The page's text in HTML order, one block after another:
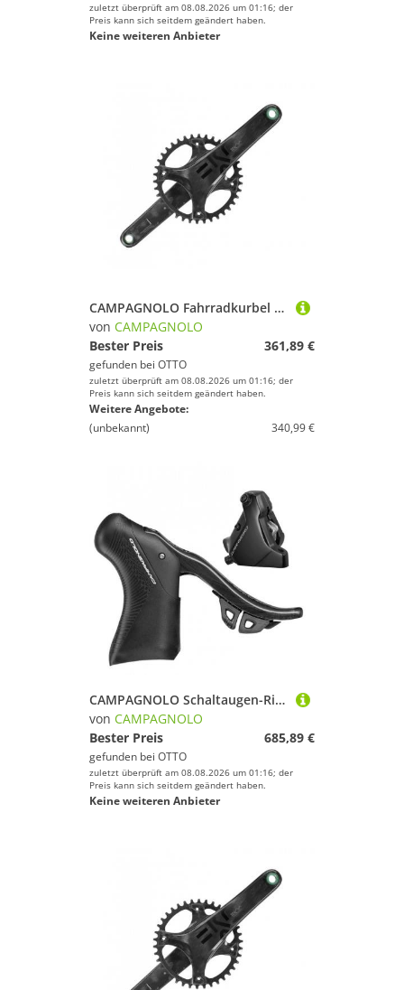
zuletzt überprüft am 08.08.2026 um 01:16; der
Preis kann sich seitdem geändert haben.
Keine weiteren Anbieter
CAMPAGNOLO Fahrradkurbel Campagnolo Kurbelgarnitur Ekar 13s 13-Fach 38 Zähne 170mm nur für IC21
von CAMPAGNOLO
Bester Preis
361,89 €
gefunden bei OTTO
zuletzt überprüft am 08.08.2026 um 01:16; der
Preis kann sich seitdem geändert haben.
Weitere Angebote:
(unbekannt)
340,99 €
CAMPAGNOLO Schaltaugen-Richtwerkzeug Campagnolo Schalt-Bremshebel Super Record 12s WRL rechts, 12-fach, ink
von CAMPAGNOLO
Bester Preis
685,89 €
gefunden bei OTTO
zuletzt überprüft am 08.08.2026 um 01:16; der
Preis kann sich seitdem geändert haben.
Keine weiteren Anbieter